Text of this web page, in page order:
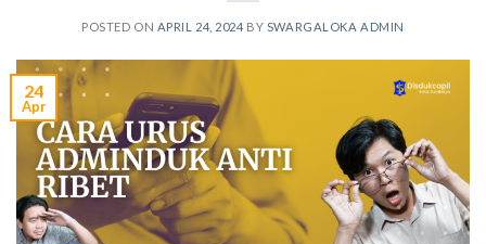
POSTED ON APRIL 24, 2024 BY SWARGALOKA ADMIN
24
Apr